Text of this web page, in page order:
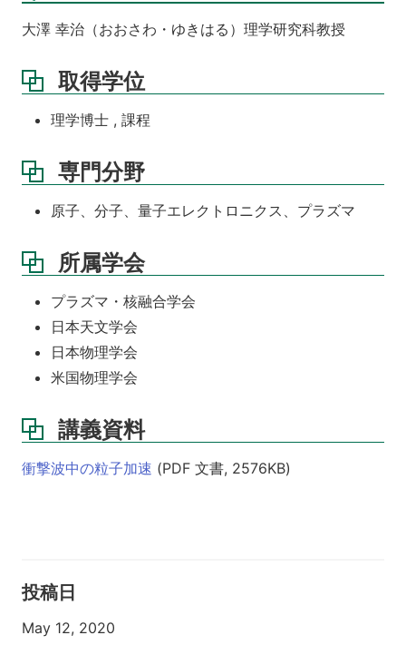
大澤 幸治（おおさわ・ゆきはる）理学研究科教授
取得学位
理学博士 , 課程
専門分野
原子、分子、量子エレクトロニクス、プラズマ
所属学会
プラズマ・核融合学会
日本天文学会
日本物理学会
米国物理学会
講義資料
衝撃波中の粒子加速 (PDF 文書, 2576KB)
投稿日
May 12, 2020